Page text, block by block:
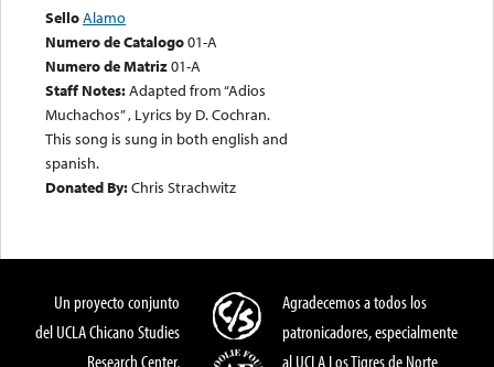
SelloAlamo
Numero de Catalogo01-A
Numero de Matriz01-A
Staff Notes:Adapted from “Adios
Muchachos” , Lyrics by D. Cochran.
This song is sung in both english and
spanish.
Donated By:Chris Strachwitz
Un proyecto conjunto
del UCLA Chicano Studies
Research Center,
Agradecemos a todos los
patronicadores, especialmente
al UCLA Los Tigres de Norte